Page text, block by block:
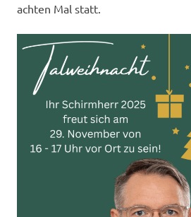
achten Mal statt.